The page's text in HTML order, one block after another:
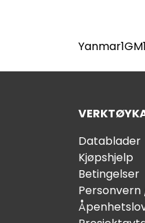
Datablader
Kjøpshjelp
Betingelser
Personvern